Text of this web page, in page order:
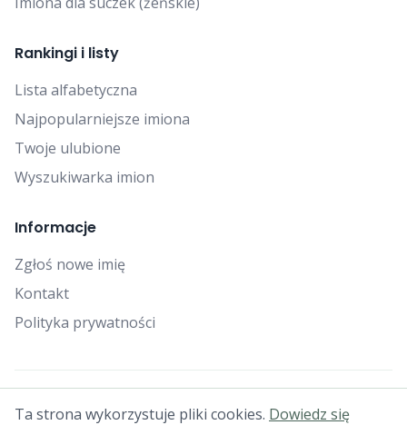
Rankingi i listy
Lista alfabetyczna
Najpopularniejsze imiona
Twoje ulubione
Wyszukiwarka imion
Informacje
Zgłoś nowe imię
Kontakt
Polityka prywatności
© 2025 Falcon Bytes. Wszelkie prawa zastrzeżone.
Ta strona wykorzystuje pliki cookies. Dowiedz się